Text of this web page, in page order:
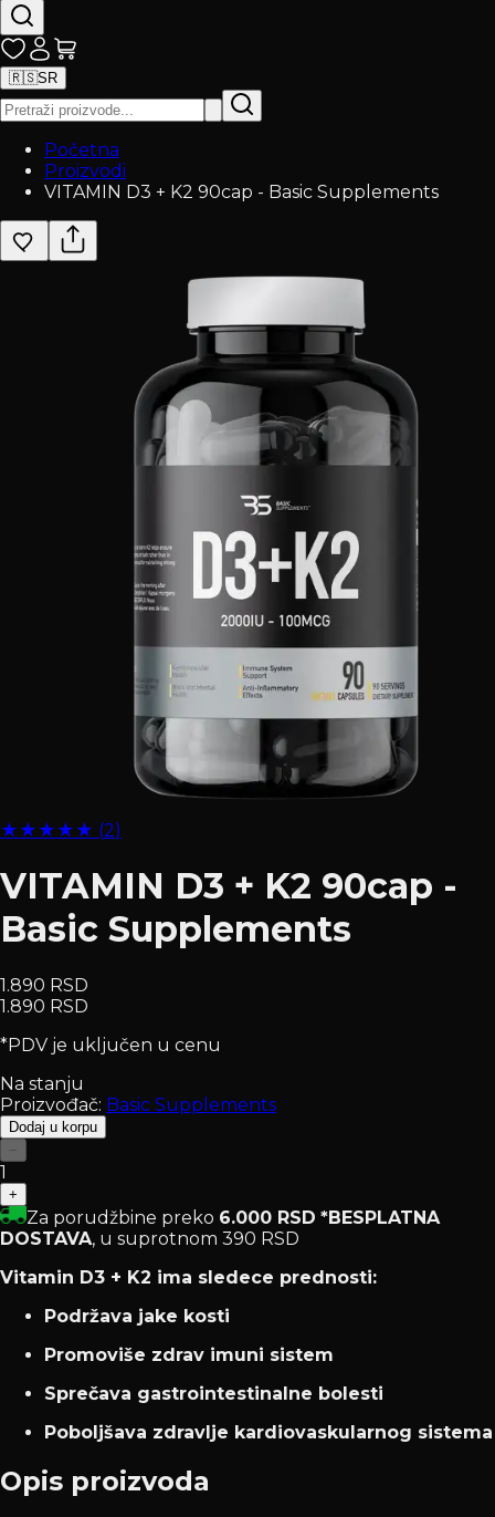
🇷🇸SR
Početna
Proizvodi
VITAMIN D3 + K2 90cap - Basic Supplements
★ ★ ★ ★ ★ (2)
VITAMIN D3 + K2 90cap -
Basic Supplements
1.890 RSD
1.890 RSD
*PDV je uključen u cenu
Na stanju
Proizvođač: Basic Supplements
Dodaj u korpu
−
1
+
Za porudžbine preko 6.000 RSD *BESPLATNA
DOSTAVA, u suprotnom 390 RSD
Vitamin D3 + K2 ima sledece prednosti:
Podržava jake kosti
Promoviše zdrav imuni sistem
Sprečava gastrointestinalne bolesti
Poboljšava zdravlje kardiovaskularnog sistema
Opis proizvoda